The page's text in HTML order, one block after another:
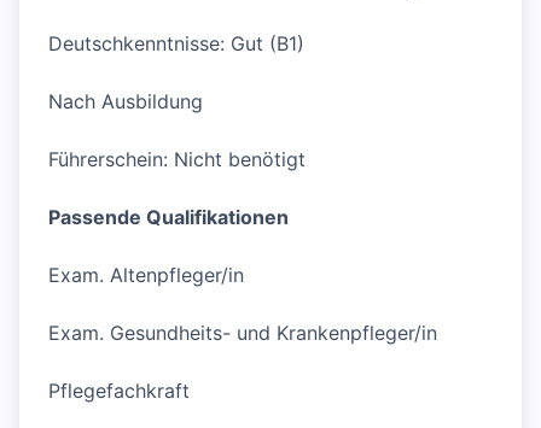
Deutschkenntnisse: Gut (B1)
Nach Ausbildung
Führerschein: Nicht benötigt
Passende Qualifikationen
Exam. Altenpfleger/in
Exam. Gesundheits- und Krankenpfleger/in
Pflegefachkraft